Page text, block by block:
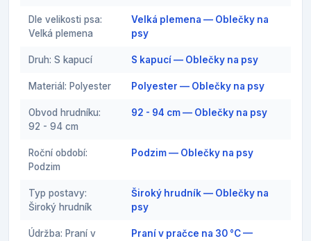
Dle velikosti psa:
Velká plemena
Velká plemena — Oblečky na
psy
Druh: S kapucí S kapucí — Oblečky na psy
Materiál: Polyester Polyester — Oblečky na psy
Obvod hrudníku:
92 - 94 cm
92 - 94 cm — Oblečky na psy
Roční období:
Podzim
Podzim — Oblečky na psy
Typ postavy:
Široký hrudník
Široký hrudník — Oblečky na
psy
Údržba: Praní v
Praní v pračce na 30 °C —